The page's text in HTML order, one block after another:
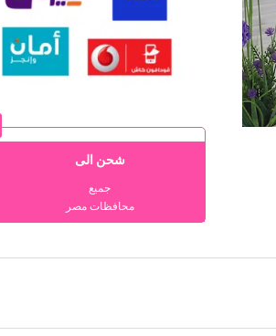
شحن الى
جميع
محافظات مصر